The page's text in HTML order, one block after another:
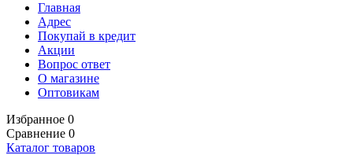
Главная
Адрес
Покупай в кредит
Акции
Вопрос ответ
О магазине
Оптовикам
Избранное 0
Сравнение 0
Каталог товаров